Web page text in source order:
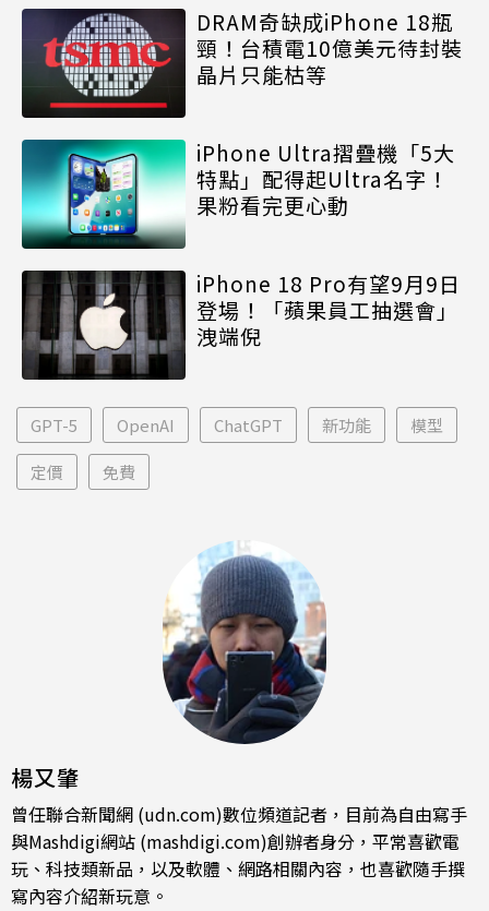
DRAM奇缺成iPhone 18瓶
頸！台積電10億美元待封裝
晶片只能枯等
iPhone Ultra摺疊機「5大
特點」配得起Ultra名字！
果粉看完更心動
iPhone 18 Pro有望9月9日
登場！「蘋果員工抽選會」
洩端倪
GPT-5 OpenAI ChatGPT 新功能 模型
定價 免費
楊又肇
曾任聯合新聞網 (udn.com)數位頻道記者，目前為自由寫手
與Mashdigi網站 (mashdigi.com)創辦者身分，平常喜歡電
玩、科技類新品，以及軟體、網路相關內容，也喜歡隨手撰
寫內容介紹新玩意。